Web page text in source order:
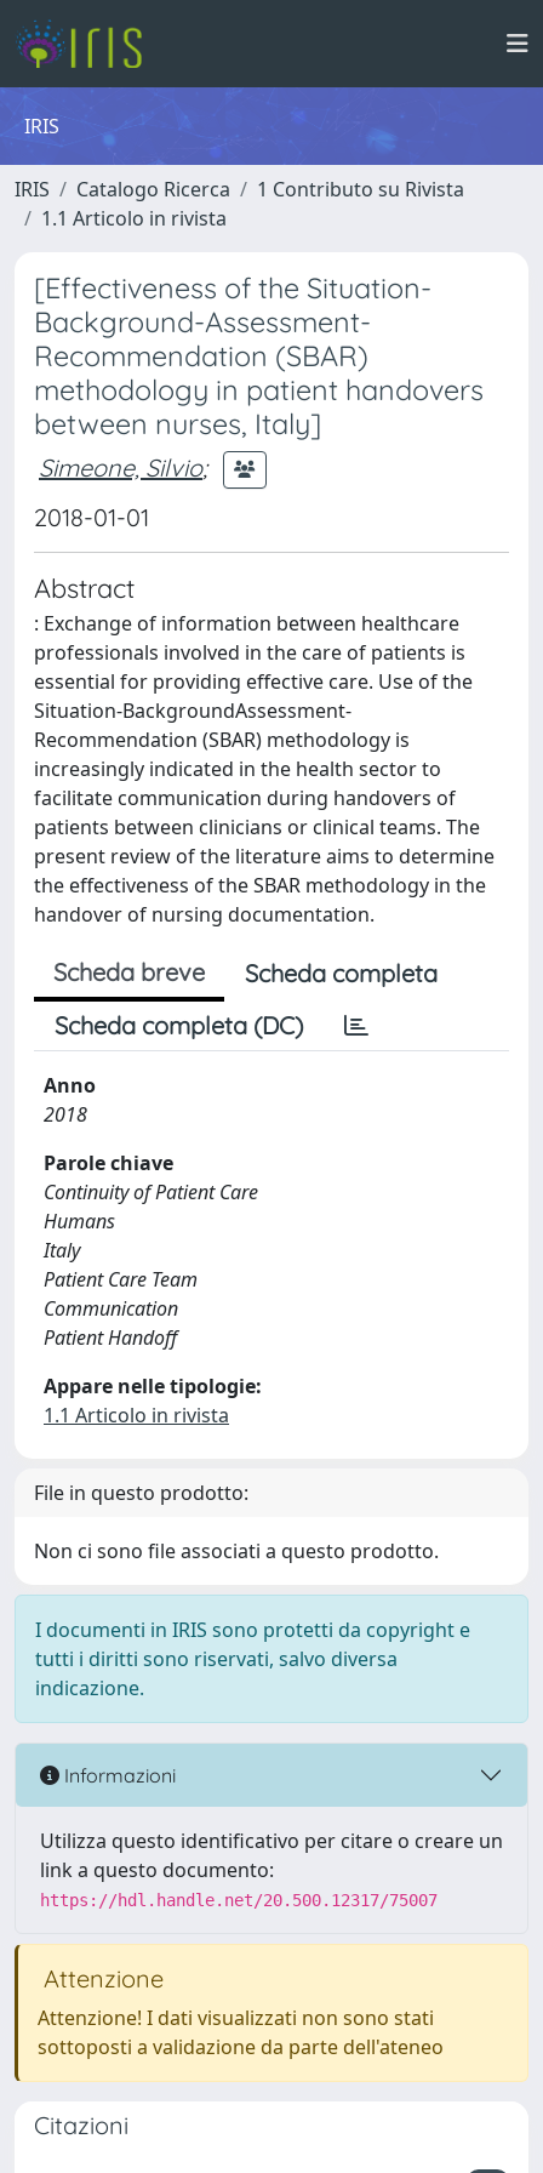
IRIS
IRIS Catalogo Ricerca
1 Contributo su Rivista
1.1 Articolo in rivista
[Effectiveness of the Situation-
Background-Assessment-
Recommendation (SBAR)
methodology in patient handovers
between nurses, Italy]
Simeone, Silvio;
2018-01-01
Abstract
: Exchange of information between healthcare
professionals involved in the care of patients is
essential for providing effective care. Use of the
Situation-BackgroundAssessment-
Recommendation (SBAR) methodology is
increasingly indicated in the health sector to
facilitate communication during handovers of
patients between clinicians or clinical teams. The
present review of the literature aims to determine
the effectiveness of the SBAR methodology in the
handover of nursing documentation.
Scheda breve
Scheda completa
Scheda completa (DC)
Anno
2018
Parole chiave
Continuity of Patient Care
Humans
Italy
Patient Care Team
Communication
Patient Handoff
Appare nelle tipologie:
1.1 Articolo in rivista
File in questo prodotto:
Non ci sono file associati a questo prodotto.
I documenti in IRIS sono protetti da copyright e
tutti i diritti sono riservati, salvo diversa
indicazione.
Informazioni
Utilizza questo identificativo per citare o creare un
link a questo documento:
https://hdl.handle.net/20.500.12317/75007
Attenzione
Attenzione! I dati visualizzati non sono stati
sottoposti a validazione da parte dell'ateneo
Citazioni